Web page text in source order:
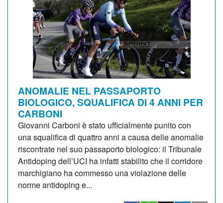
ANOMALIE NEL PASSAPORTO
BIOLOGICO, SQUALIFICA DI 4 ANNI PER
CARBONI
Giovanni Carboni è stato ufficialmente punito con
una squalifica di quattro anni a causa delle anomalie
riscontrate nel suo passaporto biologico: il Tribunale
Antidoping dell’UCI ha infatti stabilito che il corridore
marchigiano ha commesso una violazione delle
norme antidoping e...